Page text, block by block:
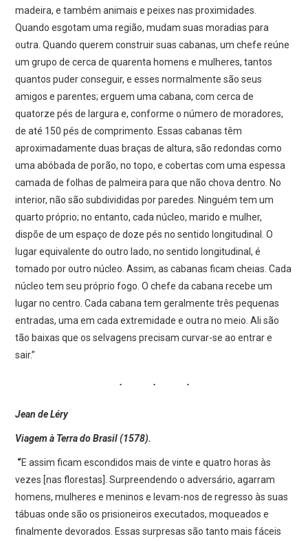
madeira, e também animais e peixes nas proximidades.
Quando esgotam uma região, mudam suas moradias para
outra. Quando querem construir suas cabanas, um chefe reúne
um grupo de cerca de quarenta homens e mulheres, tantos
quantos puder conseguir, e esses normalmente são seus
amigos e parentes; erguem uma cabana, com cerca de
quatorze pés de largura e, conforme o número de moradores,
de até 150 pés de comprimento. Essas cabanas têm
aproximadamente duas braças de altura, são redondas como
uma abóbada de porão, no topo, e cobertas com uma espessa
camada de folhas de palmeira para que não chova dentro. No
interior, não são subdivididas por paredes. Ninguém tem um
quarto próprio; no entanto, cada núcleo, marido e mulher,
dispõe de um espaço de doze pés no sentido longitudinal. O
lugar equivalente do outro lado, no sentido longitudinal, é
tomado por outro núcleo. Assim, as cabanas ficam cheias. Cada
núcleo tem seu próprio fogo. O chefe da cabana recebe um
lugar no centro. Cada cabana tem geralmente três pequenas
entradas, uma em cada extremidade e outra no meio. Ali são
tão baixas que os selvagens precisam curvar-se ao entrar e
sair.”
Jean de Léry
Viagem à Terra do Brasil (1578).
“E assim ficam escondidos mais de vinte e quatro horas às
vezes [nas florestas]. Surpreendendo o adversário, agarram
homens, mulheres e meninos e levam-nos de regresso às suas
tábuas onde são os prisioneiros executados, moqueados e
finalmente devorados. Essas surpresas são tanto mais fáceis